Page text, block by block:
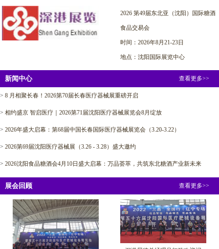
2026 第49届东北亚（沈阳）国际糖酒
食品交易会
时间：2026年8月21-23日
地点：沈阳国际展览中心
新闻中心 查看更多>>
> 8 月相聚长春！2026第70届长春医疗器械展重磅开启
> 相约盛京 智启医疗｜2026第71届沈阳医疗器械展览会8月绽放
> 2026年盛大启幕：第68届中国长春国际医疗器械展览会（3.20-3.22）
> 2026第69届沈阳医疗器械展（3.26 - 3.28）盛大邀约
> 2026沈阳食品糖酒会4月10日盛大启幕：万品荟萃，共筑东北糖酒产业新未来
展会回顾 查看更多>>